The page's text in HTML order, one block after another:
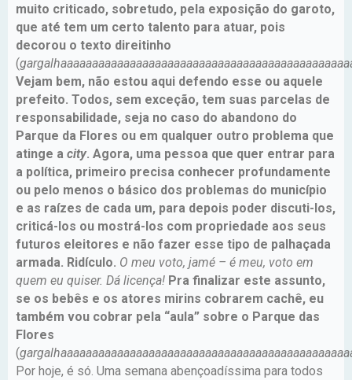
muito criticado, sobretudo, pela exposição do garoto,
que até tem um certo talento para atuar, pois
decorou o texto direitinho
(
Vejam bem, não estou aqui defendo esse ou aquele
prefeito. Todos, sem exceção, tem suas parcelas de
responsabilidade, seja no caso do abandono do
Parque da Flores ou em qualquer outro problema que
atinge a city. Agora, uma pessoa que quer entrar para
a política, primeiro precisa conhecer profundamente
ou pelo menos o básico dos problemas do município
e as raízes de cada um, para depois poder discuti-los,
criticá-los ou mostrá-los com propriedade aos seus
futuros eleitores e não fazer esse tipo de palhaçada
armada. Ridículo. O meu voto, jamé – é meu, voto em
quem eu quiser. Dá licença! Pra finalizar este assunto,
se os bebês e os atores mirins cobrarem cachê, eu
também vou cobrar pela “aula” sobre o Parque das
Flores
(
Por hoje, é só. Uma semana abençoadíssima para todos